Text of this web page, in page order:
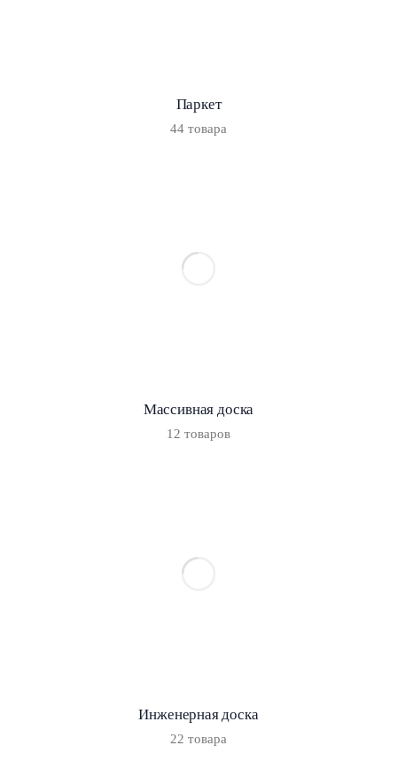
Паркет
44 товара
Массивная доска
12 товаров
Инженерная доска
22 товара